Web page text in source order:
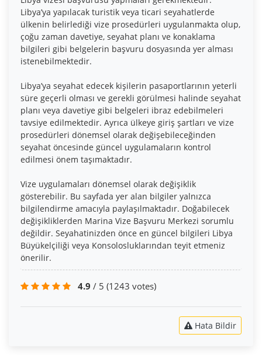
Libya’ya yapılacak turistik veya ticari seyahatlerde
ülkenin belirlediği vize prosedürleri uygulanmakta olup,
çoğu zaman davetiye, seyahat planı ve konaklama
bilgileri gibi belgelerin başvuru dosyasında yer alması
istenebilmektedir.
Libya’ya seyahat edecek kişilerin pasaportlarının yeterli
süre geçerli olması ve gerekli görülmesi halinde seyahat
planı veya davetiye gibi belgeleri ibraz edebilmeleri
tavsiye edilmektedir. Ayrıca ülkeye giriş şartları ve vize
prosedürleri dönemsel olarak değişebileceğinden
seyahat öncesinde güncel uygulamaların kontrol
edilmesi önem taşımaktadır.
Vize uygulamaları dönemsel olarak değişiklik
gösterebilir. Bu sayfada yer alan bilgiler yalnızca
bilgilendirme amacıyla paylaşılmaktadır. Doğabilecek
değişikliklerden Marina Vize Başvuru Merkezi sorumlu
değildir. Seyahatinizden önce en güncel bilgileri Libya
Büyükelçiliği veya Konsolosluklarından teyit etmeniz
önerilir.
4.9 / 5 (1243 votes)
Hata Bildir